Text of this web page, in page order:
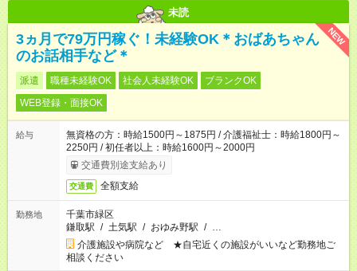
未読
NEW
3ヵ月で79万円稼ぐ！未経験OK＊おばあちゃん
のお話相手など＊
派遣 職種未経験OK 社会人未経験OK
ブランクOK
WEB登録・面接OK
給与
無資格の方：時給1500円～1875円 / 介護福祉士：時給1800円～
2250円 / 初任者以上：時給1600円～2000円
交通費別途支給あり
交通費 全額支給
勤務地
千葉市緑区
鎌取駅 / 土気駅 / おゆみ野駅 / …
介護施設や病院など ★自宅近くの施設がいいなど勤務地ご
相談ください